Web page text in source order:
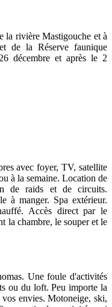
la rivière Mastigouche et à
de la Réserve faunique
décembre et après le 2
avec foyer, TV, satellite
à la semaine. Location de
de raids et de circuits.
à manger. Spa extérieur.
Accès direct par le
la chambre, le souper et le
Une foule d'activités
ou du loft. Peu importe la
envies. Motoneige, ski,